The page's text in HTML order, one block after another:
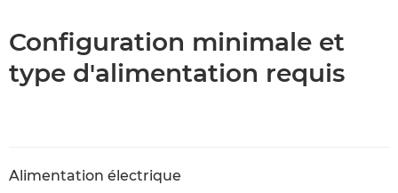
Configuration minimale et
type d'alimentation requis
Alimentation électrique